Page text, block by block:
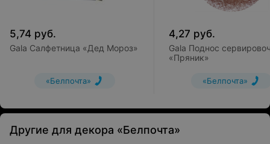
222520, Минская обл., г. Борисов ул. 1 Июля, 6
поставщик: Металлист Борисовский завод ОАО,
222520 Минская обл., г. Борисов, ул. 1-го Июля, 6 , РБ
5,74 руб.
Gala Салфетница «Дед Мороз»
«Белпочта»
4,27 руб.
Gala Поднос
«Пряник»
«Белпочта»
Другие для декора «Белпочта»